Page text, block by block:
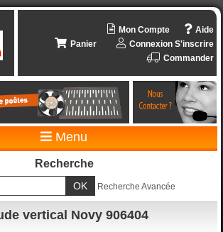
Aide
Mon Compte
Connexion S'inscrire
Panier
Commander
Menu
Recherche
Recherche Avancée
vertical Novy 906404